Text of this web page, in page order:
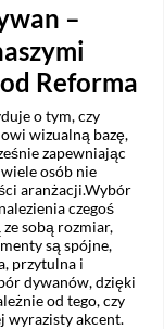
–
Reforma
o tym, czy
wizualną bazę,
zapewniając
osób nie
aranżacji.Wybór
czegoś
ze sobą rozmiar,
są spójne,
przytulna i
dywanów, dzięki
od tego, czy
wyrazisty akcent.